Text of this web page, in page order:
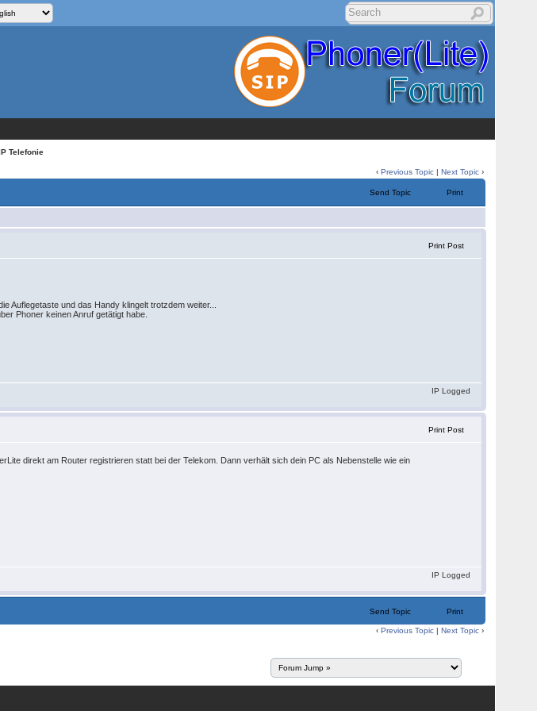
Telefonie
‹Previous Topic |Next Topic ›
Send Topic Print
Print Post
Auflegetaste und das Handy klingelt trotzdem weiter...
Phoner keinen Anruf getätigt habe.
IP Logged
Print Post
direkt am Router registrieren statt bei der Telekom. Dann verhält sich dein PC als Nebenstelle wie ein
IP Logged
Send Topic Print
‹Previous Topic |Next Topic ›